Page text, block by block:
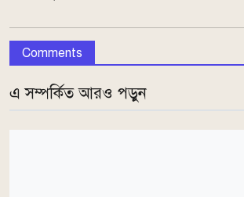
Comments
এ সম্পর্কিত আরও পড়ুন